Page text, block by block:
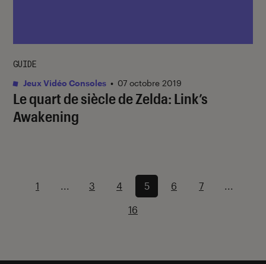
Le quart de siècle de Zelda: Link’s
Awakening
GUIDE
Jeux Vidéo Consoles • 07 octobre 2019
1 ... 3 4 5 6 7 ...
16